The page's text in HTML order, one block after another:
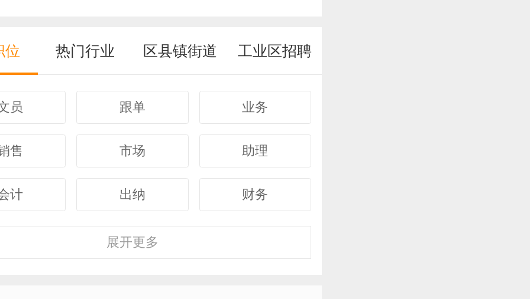
位 热门行业 区县镇街道 工业区招聘
员 跟单 业务
售 市场 助理
计 出纳 财务
行政
展开更多